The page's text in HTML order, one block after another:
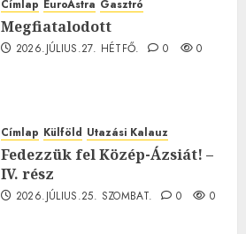
Címlap EuroAstra Gasztró
Megfiatalodott
2026.JÚLIUS.27. HÉTFŐ. 0 0
Címlap Külföld Utazási Kalauz
Fedezzük fel Közép-Ázsiát! –
IV. rész
2026.JÚLIUS.25. SZOMBAT. 0 0